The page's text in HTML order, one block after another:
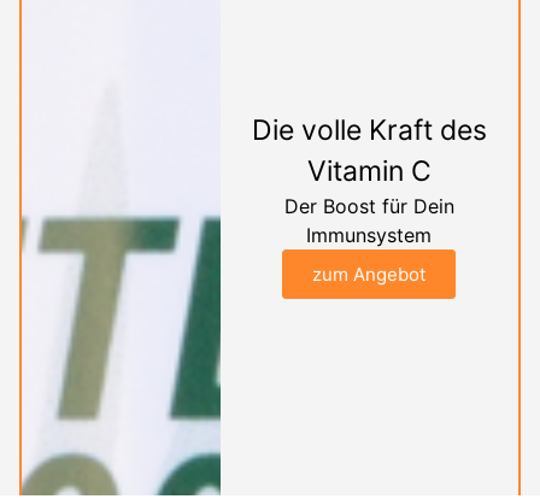
Die volle Kraft des
Vitamin C
Der Boost für Dein
Immunsystem
zum Angebot